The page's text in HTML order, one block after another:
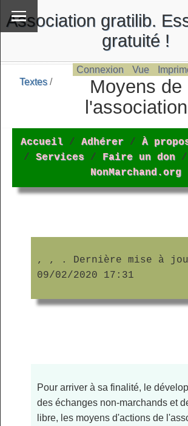
Association gratilib.
gratuité !
Connexion Vue
Textes/
Moyens de
l'association
Accueil / Adhérer / À
/ Services / Faire un don /
NonMarchand.org
, ,
. Dernière mise à
09/02/2020 17:31
Pour arriver à sa finalité, le
des échanges non-marchands et
libre, les moyens d'actions de